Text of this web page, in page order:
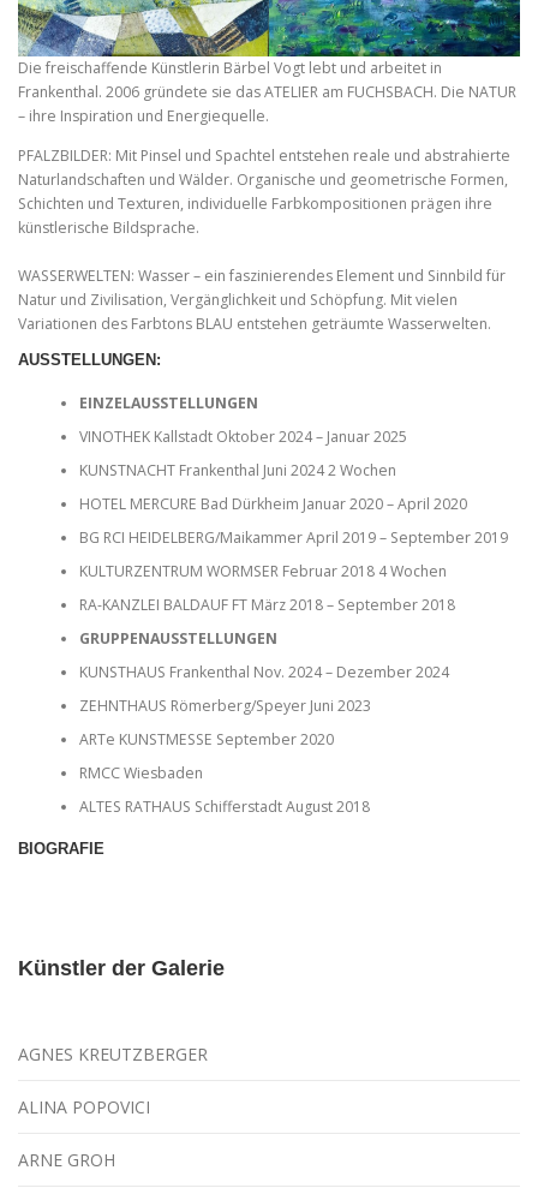
Die freischaffende Künstlerin Bärbel Vogt lebt und arbeitet in
Frankenthal. 2006 gründete sie das ATELIER am FUCHSBACH. Die NATUR
– ihre Inspiration und Energiequelle.
PFALZBILDER: Mit Pinsel und Spachtel entstehen reale und abstrahierte
Naturlandschaften und Wälder. Organische und geometrische Formen,
Schichten und Texturen, individuelle Farbkompositionen prägen ihre
künstlerische Bildsprache.
WASSERWELTEN: Wasser – ein faszinierendes Element und Sinnbild für
Natur und Zivilisation, Vergänglichkeit und Schöpfung. Mit vielen
Variationen des Farbtons BLAU entstehen geträumte Wasserwelten.
AUSSTELLUNGEN :
EINZELAUSSTELLUNGEN
VINOTHEK Kallstadt Oktober 2024 – Januar 2025
KUNSTNACHT Frankenthal Juni 2024 2 Wochen
HOTEL MERCURE Bad Dürkheim Januar 2020 – April 2020
BG RCI HEIDELBERG/Maikammer April 2019 – September 2019
KULTURZENTRUM WORMSER Februar 2018 4 Wochen
RA-KANZLEI BALDAUF FT März 2018 – September 2018
GRUPPENAUSSTELLUNGEN
KUNSTHAUS Frankenthal Nov. 2024 – Dezember 2024
ZEHNTHAUS Römerberg/Speyer Juni 2023
ARTe KUNSTMESSE September 2020
RMCC Wiesbaden
ALTES RATHAUS Schifferstadt August 2018
BIOGRAFIE
Künstler der Galerie
AGNES KREUTZBERGER
ALINA POPOVICI
ARNE GROH